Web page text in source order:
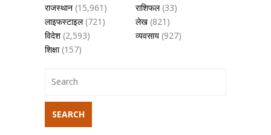
राजस्थान (15,961) राशिफल(33)
लाइफस्टाइल(721) लेख (821)
विदेश(2,593) व्यवसाय (927)
शिक्षा(157)